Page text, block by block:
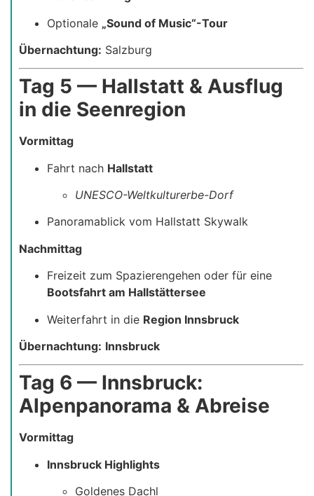
Optionale „Sound of Music“-Tour
Übernachtung: Salzburg
Tag 5 — Hallstatt & Ausflug
in die Seenregion
Vormittag
Fahrt nach Hallstatt
UNESCO-Weltkulturerbe-Dorf
Panoramablick vom Hallstatt Skywalk
Nachmittag
Freizeit zum Spazierengehen oder für eine
Bootsfahrt am Hallstättersee
Weiterfahrt in die Region Innsbruck
Übernachtung: Innsbruck
Tag 6 — Innsbruck:
Alpenpanorama & Abreise
Vormittag
Innsbruck Highlights
Goldenes Dachl